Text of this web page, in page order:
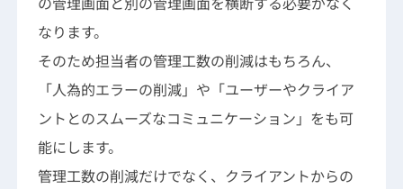
なります。
そのため担当者の管理工数の削減はもちろん、
「人為的エラーの削減」や「ユーザーやクライア
ントとのスムーズなコミュニケーション」をも可
能にします。
管理工数の削減だけでなく、クライアントからの